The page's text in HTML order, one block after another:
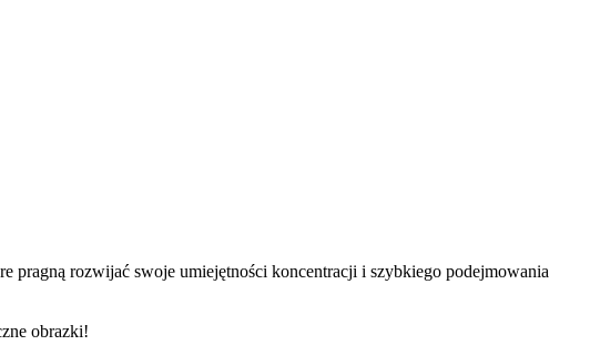
pragną rozwijać swoje umiejętności koncentracji i szybkiego podejmowania
obrazki!